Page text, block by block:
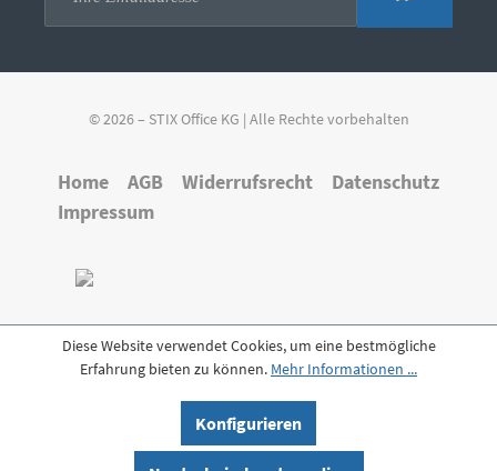
© 2026 – STIX Office KG | Alle Rechte vorbehalten
Home AGB Widerrufsrecht
Datenschutz
Impressum
Diese Website verwendet Cookies, um eine bestmögliche
Erfahrung bieten zu können. Mehr Informationen ...
Konfigurieren